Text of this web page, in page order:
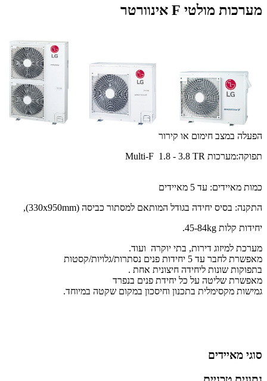
מערכות מולטי F אינוורטר
הפעלה במצב חימום או קירור
תפוקה:מערכות Multi-F 1.8 - 3.8 TR
כמות מאיידים: עד 5 מאיידים
התקנה: בסיס יחידה בגודל המותאם למסתור כביסה (330x950mm),
יחידות קלות 45-84kg.
מערכת למיזוג דירות, בתי יוקרה ועוד.
מאפשרת לחבר עד 5 יחידות פנים נסתרות/גלויות/קסטות
בתפוקות שונות ליחידה חיצונית אחת .
מאפשרת שליטה על כל יחידת פנים בנפרד
גמישות מקסימלית בתכנון וחיסכון במקום שקטה במיוחד.
סוגי מאיידים